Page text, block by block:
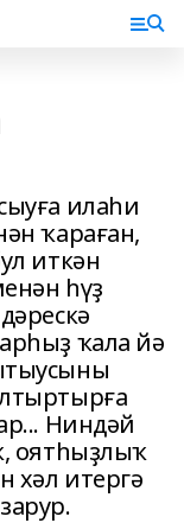
илаһи
ҡараған,
иткән
һүҙ
ҡала йә
Ниндәй
оятһыҙлыҡ
хәл итергә